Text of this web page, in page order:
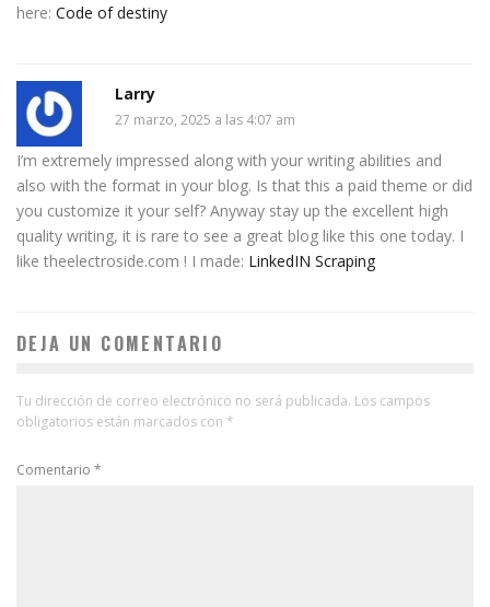
here: Code of destiny
Larry
27 marzo, 2025 a las 4:07 am
I’m extremely impressed along with your writing abilities and
also with the format in your blog. Is that this a paid theme or did
you customize it your self? Anyway stay up the excellent high
quality writing, it is rare to see a great blog like this one today. I
like theelectroside.com ! I made: LinkedIN Scraping
DEJA UN COMENTARIO
Tu dirección de correo electrónico no será publicada. Los campos
obligatorios están marcados con *
Comentario *